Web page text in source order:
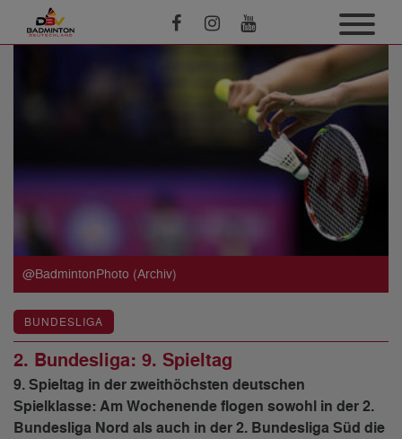
@BadmintonPhoto (Archiv)
BUNDESLIGA
2. Bundesliga: 9. Spieltag
9. Spieltag in der zweithöchsten deutschen
Spielklasse: Am Wochenende flogen sowohl in der 2.
Bundesliga Nord als auch in der 2. Bundesliga Süd die